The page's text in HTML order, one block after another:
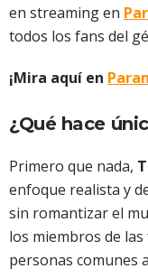
en streaming en
todos los fans del
¡Mira aquí en
¿Qué hace
Primero que nada,
enfoque realista y
sin romantizar el
los miembros de
personas comunes